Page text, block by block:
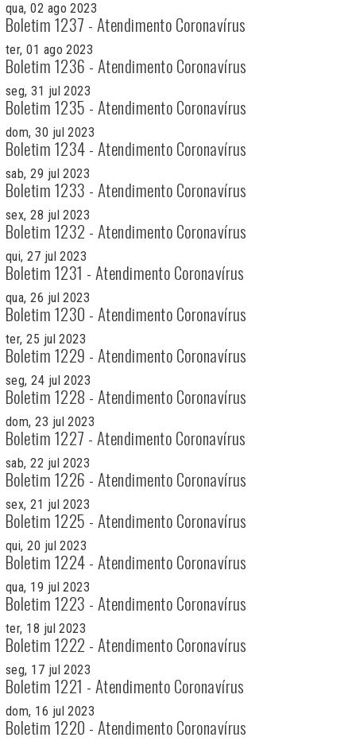
qua, 02 ago 2023
Boletim 1237 - Atendimento Coronavírus
ter, 01 ago 2023
Boletim 1236 - Atendimento Coronavírus
seg, 31 jul 2023
Boletim 1235 - Atendimento Coronavírus
dom, 30 jul 2023
Boletim 1234 - Atendimento Coronavírus
sab, 29 jul 2023
Boletim 1233 - Atendimento Coronavírus
sex, 28 jul 2023
Boletim 1232 - Atendimento Coronavírus
qui, 27 jul 2023
Boletim 1231 - Atendimento Coronavírus
qua, 26 jul 2023
Boletim 1230 - Atendimento Coronavírus
ter, 25 jul 2023
Boletim 1229 - Atendimento Coronavírus
seg, 24 jul 2023
Boletim 1228 - Atendimento Coronavírus
dom, 23 jul 2023
Boletim 1227 - Atendimento Coronavírus
sab, 22 jul 2023
Boletim 1226 - Atendimento Coronavírus
sex, 21 jul 2023
Boletim 1225 - Atendimento Coronavírus
qui, 20 jul 2023
Boletim 1224 - Atendimento Coronavírus
qua, 19 jul 2023
Boletim 1223 - Atendimento Coronavírus
ter, 18 jul 2023
Boletim 1222 - Atendimento Coronavírus
seg, 17 jul 2023
Boletim 1221 - Atendimento Coronavírus
dom, 16 jul 2023
Boletim 1220 - Atendimento Coronavírus